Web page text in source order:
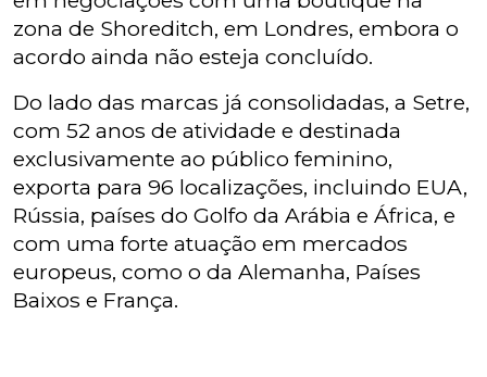
zona de Shoreditch, em Londres, embora o
acordo ainda não esteja concluído.
Do lado das marcas já consolidadas, a Setre,
com 52 anos de atividade e destinada
exclusivamente ao público feminino,
exporta para 96 localizações, incluindo EUA,
Rússia, países do Golfo da Arábia e África, e
com uma forte atuação em mercados
europeus, como o da Alemanha, Países
Baixos e França.